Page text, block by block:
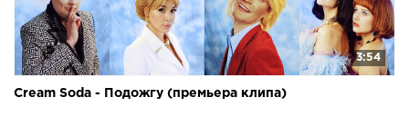
3:54
Cream Soda - Подожгу (премьера клипа)